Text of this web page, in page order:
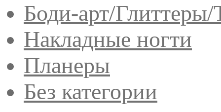
Боди-арт/
Накладные ногти
Планеры
Без категории